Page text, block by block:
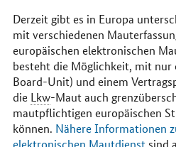
Derzeit gibt es in Europa
mit verschiedenen
europäischen elektronischen
besteht die Möglichkeit, mit nur
Board-Unit) und einem
die Lkw-Maut auch
mautpflichtigen europäischen
können. Nähere Informationen